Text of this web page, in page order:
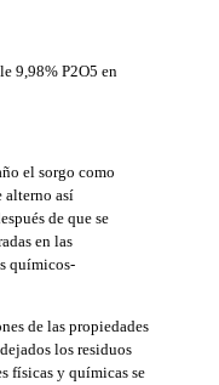
9,98% P2O5 en
el sorgo como
alterno así
de que se
en las
químicos-
de las propiedades
los residuos
físicas y químicas se